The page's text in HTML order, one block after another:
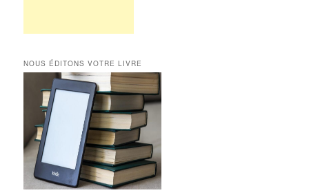
NOUS ÉDITONS VOTRE LIVRE